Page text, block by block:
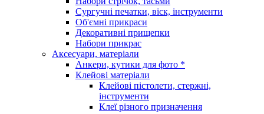
Сургучні печатки, віск, інструменти
Об'ємні прикраси
Декоративні прищепки
Набори прикрас
Аксесуари, матеріали
Анкери, кутики для фото *
Клейові матеріали
Клейові пістолети, стержні,
інструменти
Клеї різного призначення